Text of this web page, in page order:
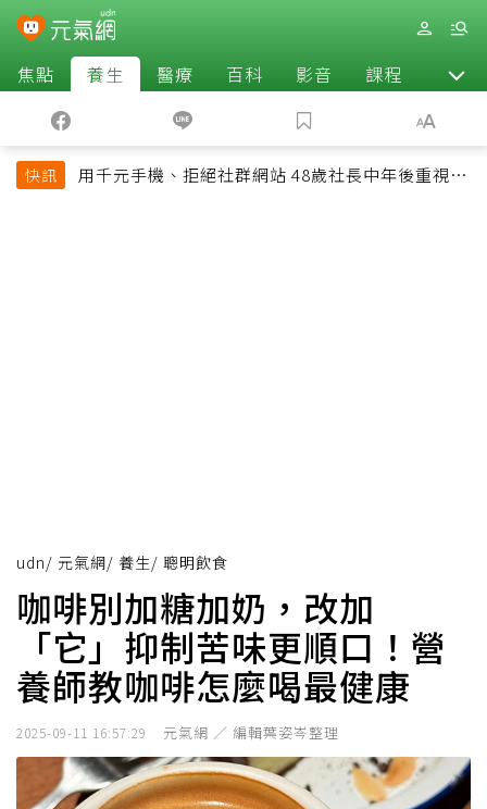
焦點 養生 醫療 百科 影音 課程 退休
快訊
用千元手機、拒絕社群網站 48歲社長中年後重視和
udn/ 元氣網/ 養生/ 聰明飲食
咖啡別加糖加奶，改加
「它」抑制苦味更順口！營
養師教咖啡怎麼喝最健康
2025-09-11 16:57:29 元氣網 ／ 編輯葉姿岑整理